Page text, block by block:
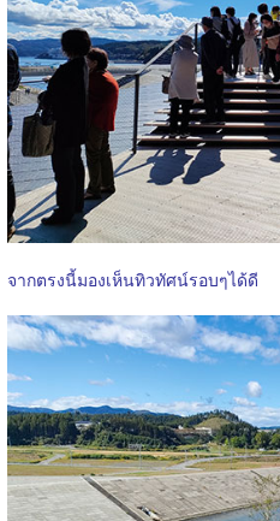
จากตรงนี้มองเห็นทิวทัศน์รอบๆได้ดี